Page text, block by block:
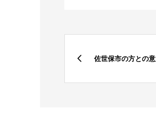
佐世保市の方との